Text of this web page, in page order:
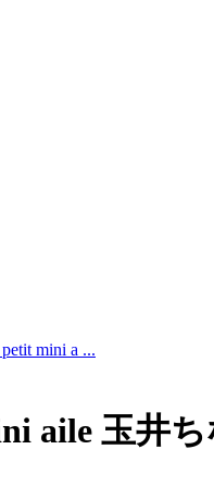
mini a ...
aile 玉井